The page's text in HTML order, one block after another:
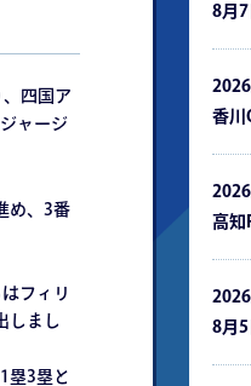
四国ア
ャージ
め、3番
フィリ
しまし
塁3塁と
8月
⾹川
⾼知
8月